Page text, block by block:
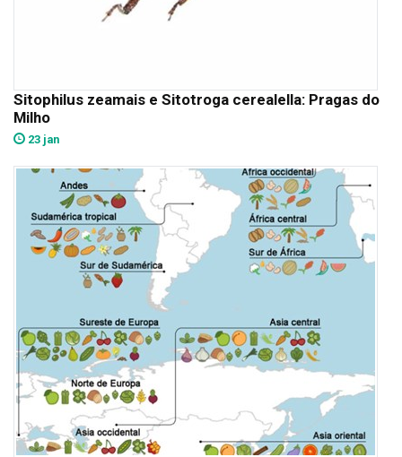
Sitophilus zeamais e Sitotroga cerealella: Pragas do
Milho
23 jan